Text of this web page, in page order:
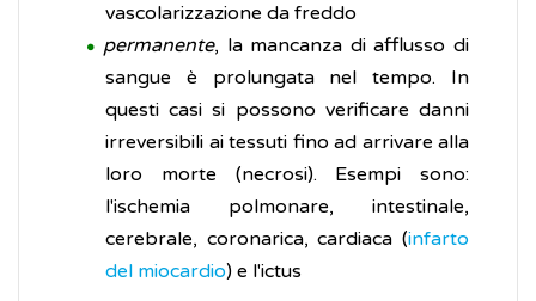
vascolarizzazione da freddo
permanente, la mancanza di afflusso di
sangue è prolungata nel tempo. In
questi casi si possono verificare danni
irreversibili ai tessuti fino ad arrivare alla
loro morte (necrosi). Esempi sono:
l'ischemia polmonare, intestinale,
cerebrale, coronarica, cardiaca (infarto
del miocardio) e l'ictus